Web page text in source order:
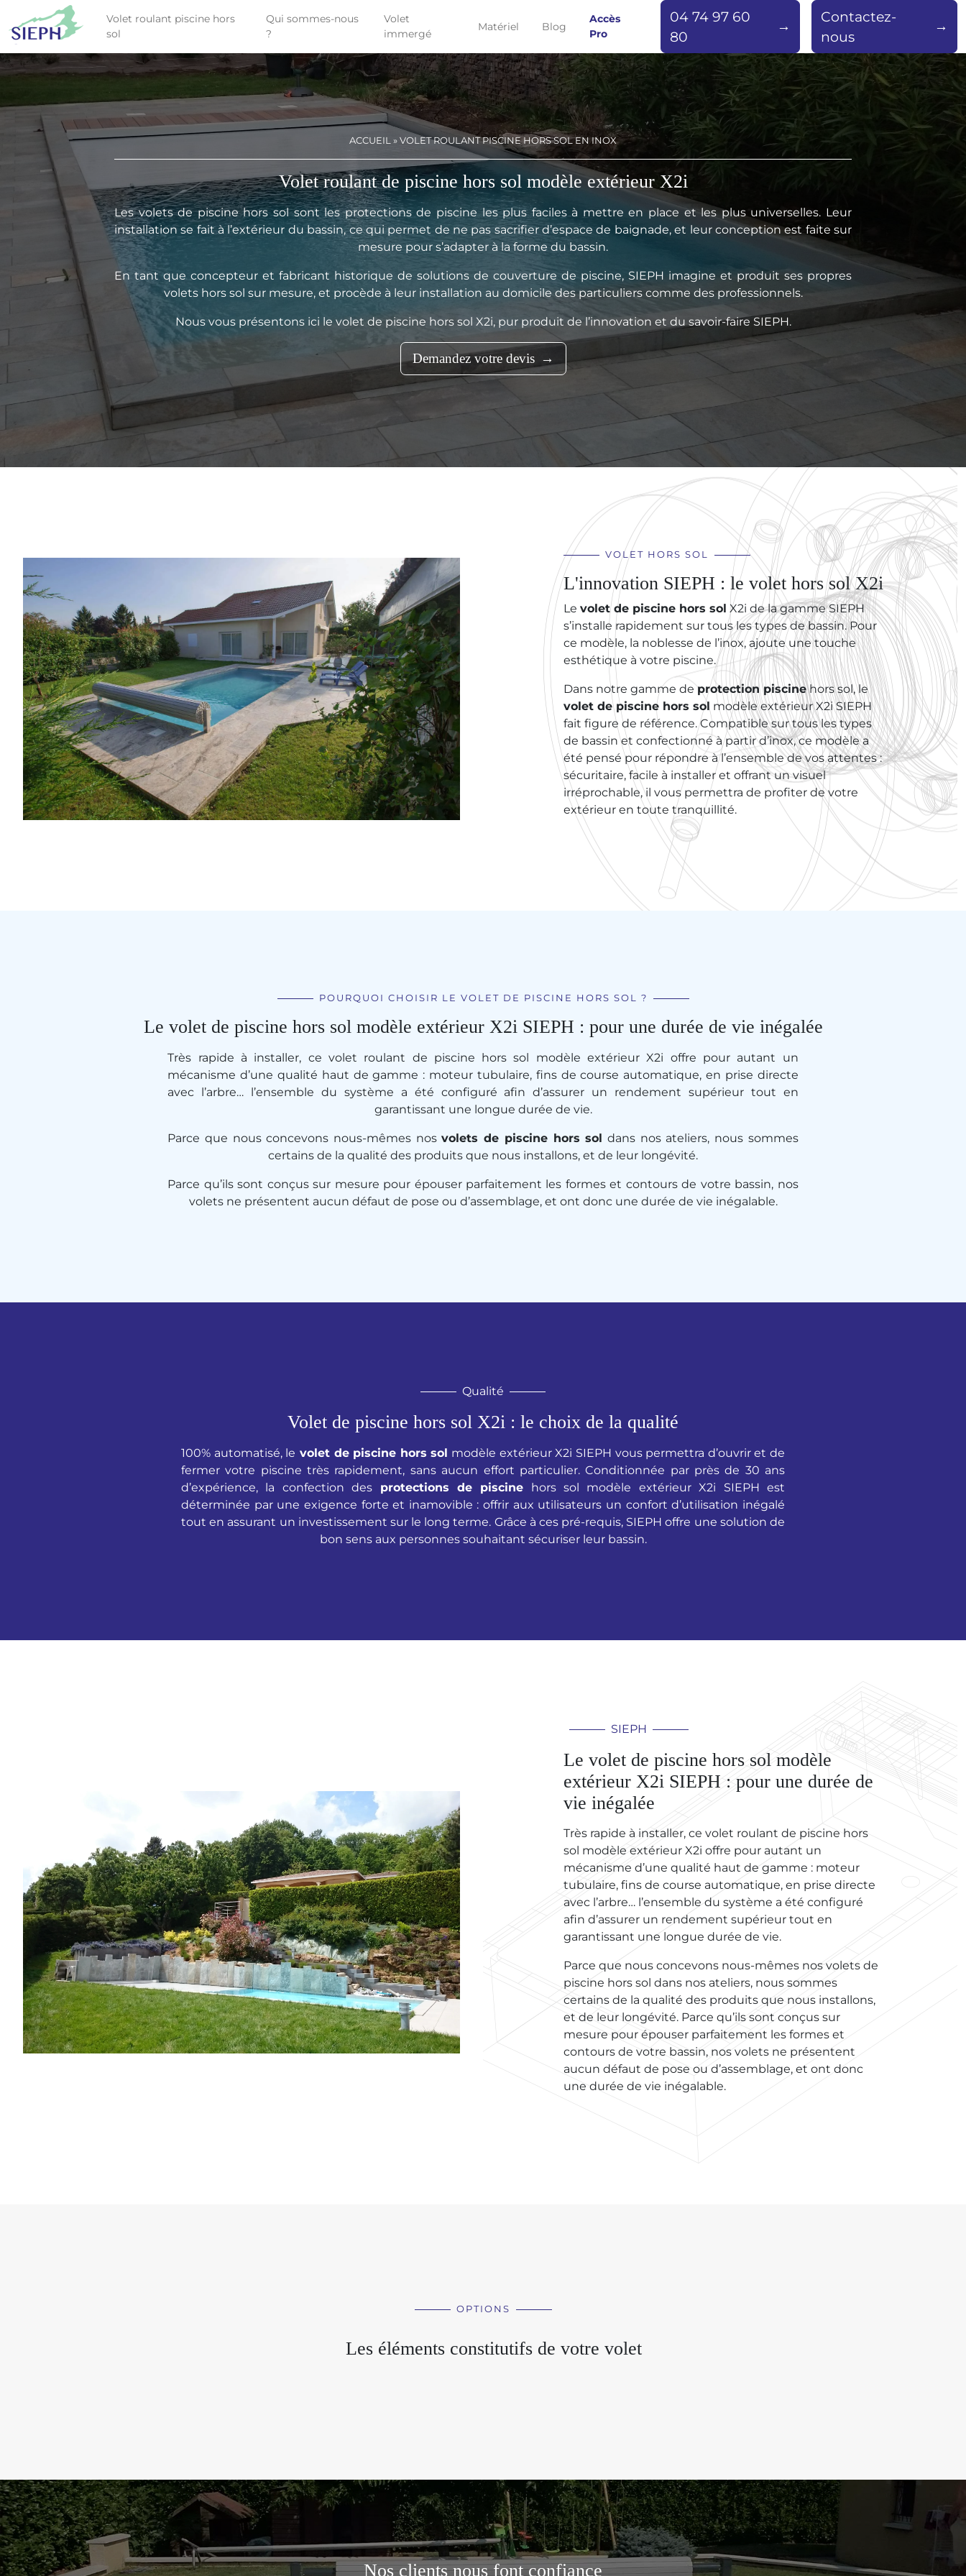
Volet roulant piscine hors
sol
Qui sommes-nous
?
Volet
immergé
Matériel Blog
Accès
Pro
04 74 97 60
80
Contactez-
nous
ACCUEIL » VOLET ROULANT PISCINE HORS SOL EN INOX
Volet roulant de piscine hors sol modèle extérieur X2i
Les volets de piscine hors sol sont les protections de piscine les plus faciles à mettre en place et les plus universelles. Leur
installation se fait à l’extérieur du bassin, ce qui permet de ne pas sacrifier d’espace de baignade, et leur conception est faite sur
mesure pour s’adapter à la forme du bassin.
En tant que concepteur et fabricant historique de solutions de couverture de piscine, SIEPH imagine et produit ses propres
volets hors sol sur mesure, et procède à leur installation au domicile des particuliers comme des professionnels.
Nous vous présentons ici le volet de piscine hors sol X2i, pur produit de l’innovation et du savoir-faire SIEPH.
Demandez votre devis
VOLET HORS SOL
L'innovation SIEPH : le volet hors sol X2i
Le volet de piscine hors sol X2i de la gamme SIEPH
s’installe rapidement sur tous les types de bassin. Pour
ce modèle, la noblesse de l’inox, ajoute une touche
esthétique à votre piscine.
Dans notre gamme deprotection piscinehors sol, le
volet de piscine hors sol modèle extérieur X2i SIEPH
fait figure de référence. Compatible sur tous les types
de bassin et confectionné à partir d’inox, ce modèle a
été pensé pour répondre à l’ensemble de vos attentes :
sécuritaire, facile à installer et offrant un visuel
irréprochable, il vous permettra de profiter de votre
extérieur en toute tranquillité.
POURQUOI CHOISIR LE VOLET DE PISCINE HORS SOL ?
Le volet de piscine hors sol modèle extérieur X2i SIEPH : pour une durée de vie inégalée
Très rapide à installer, ce volet roulant de piscine hors sol modèle extérieur X2i offre pour autant un
mécanisme d’une qualité haut de gamme : moteur tubulaire, fins de course automatique, en prise directe
avec l’arbre… l’ensemble du système a été configuré afin d’assurer un rendement supérieur tout en
garantissant une longue durée de vie.
Parce que nous concevons nous-mêmes nosvolets de piscine hors sol dans nos ateliers, nous sommes
certains de la qualité des produits que nous installons, et de leur longévité.
Parce qu’ils sont conçus sur mesure pour épouser parfaitement les formes et contours de votre bassin, nos
volets ne présentent aucun défaut de pose ou d’assemblage, et ont donc une durée de vie inégalable.
Qualité
Volet de piscine hors sol X2i : le choix de la qualité
100% automatisé, le volet de piscine hors sol modèle extérieur X2i SIEPH vous permettra d’ouvrir et de
fermer votre piscine très rapidement, sans aucun effort particulier. Conditionnée par près de 30 ans
d’expérience, la confection des protections de piscine hors sol modèle extérieur X2i SIEPH est
déterminée par une exigence forte et inamovible : offrir aux utilisateurs un confort d’utilisation inégalé
tout en assurant un investissement sur le long terme. Grâce à ces pré-requis, SIEPH offre une solution de
bon sens aux personnes souhaitant sécuriser leur bassin.
SIEPH
Le volet de piscine hors sol modèle
extérieur X2i SIEPH : pour une durée de
vie inégalée
Très rapide à installer, ce volet roulant de piscine hors
sol modèle extérieur X2i offre pour autant un
mécanisme d’une qualité haut de gamme : moteur
tubulaire, fins de course automatique, en prise directe
avec l’arbre… l’ensemble du système a été configuré
afin d’assurer un rendement supérieur tout en
garantissant une longue durée de vie.
Parce que nous concevons nous-mêmes nos volets de
piscine hors sol dans nos ateliers, nous sommes
certains de la qualité des produits que nous installons,
et de leur longévité. Parce qu’ils sont conçus sur
mesure pour épouser parfaitement les formes et
contours de votre bassin, nos volets ne présentent
aucun défaut de pose ou d’assemblage, et ont donc
une durée de vie inégalable.
OPTIONS
Les éléments constitutifs de votre volet
Nos clients nous font confiance